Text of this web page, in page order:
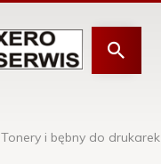
Tonery i bębny do drukarek